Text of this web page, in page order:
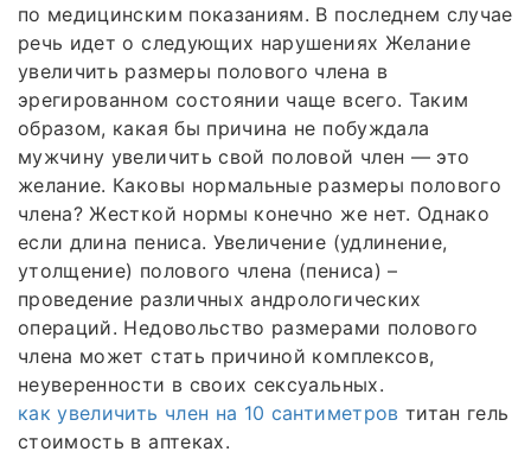
по медицинским показаниям. В последнем случае
речь идет о следующих нарушениях Желание
увеличить размеры полового члена в
эрегированном состоянии чаще всего. Таким
образом, какая бы причина не побуждала
мужчину увеличить свой половой член — это
желание. Каковы нормальные размеры полового
члена? Жесткой нормы конечно же нет. Однако
если длина пениса. Увеличение (удлинение,
утолщение) полового члена (пениса) –
проведение различных андрологических
операций. Недовольство размерами полового
члена может стать причиной комплексов,
неуверенности в своих сексуальных.
как увеличить член на 10 сантиметров титан гель
стоимость в аптеках.